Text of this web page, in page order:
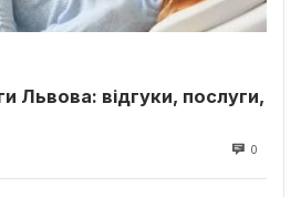
Львова: відгуки, послуги,
0